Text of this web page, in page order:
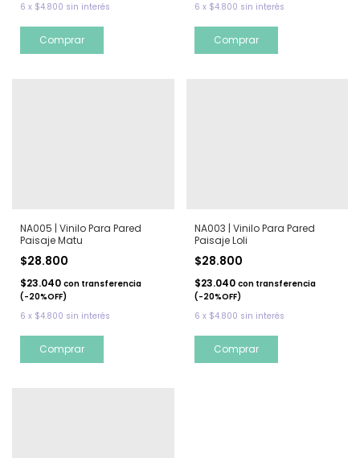
6 x $4.800 sin interés
6 x $4.800 sin interés
NA005 | Vinilo Para Pared
Paisaje Matu
$28.800
$23.040 con transferencia
(-20%OFF)
6 x $4.800 sin interés
NA003 | Vinilo Para Pared
Paisaje Loli
$28.800
$23.040 con transferencia
(-20%OFF)
6 x $4.800 sin interés